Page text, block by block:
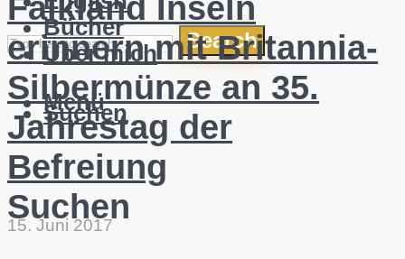
Search
Menü
Bücher
Über mich
Suchen
Suchen
Falkland Inseln
erinnern mit Britannia-
Silbermünze an 35.
Jahrestag der
Befreiung
15. Juni 2017